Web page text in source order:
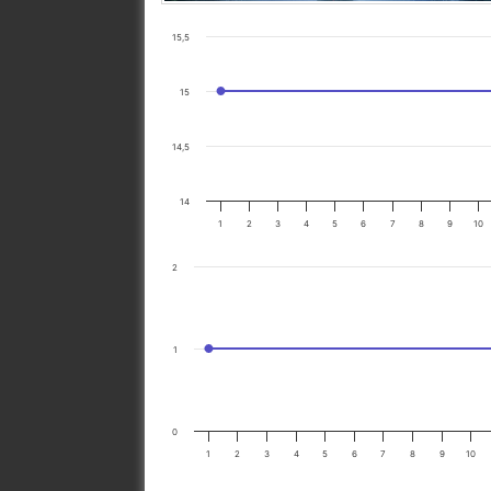
1 2 3 4 5 6 7 8 9 10
14
14,5
15
15,5
1 2 3 4 5 6 7 8 9 10
0
1
2